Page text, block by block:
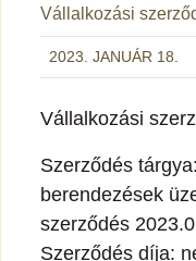
Vállalkozási
2023. JANUÁR 18.
Vállalkozási
Szerződés
berendezések
szerződés
Szerződés díja: